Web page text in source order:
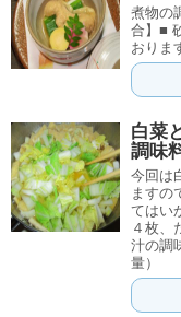
煮物の
合】■
おりま
白菜
調味
今回は
ますの
てはい
４枚、
汁の調
量）